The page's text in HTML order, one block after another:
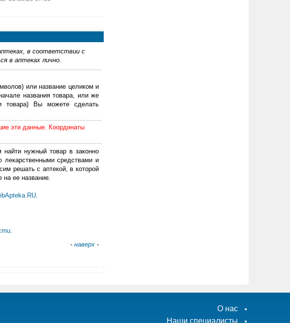
в соответствии с
в аптеках лично.
или название целиком и
названия товара, или же
товара) Вы можете сделать
эти данные. Координаты
нужный товар в законно
средствами и
решать с аптекой, в которой
ее название.
- наверх -
О нас
Наши специалисты